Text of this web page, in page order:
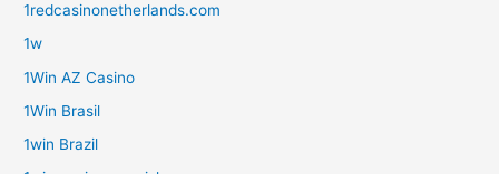
1redcasinonetherlands.com
1w
1Win AZ Casino
1Win Brasil
1win Brazil